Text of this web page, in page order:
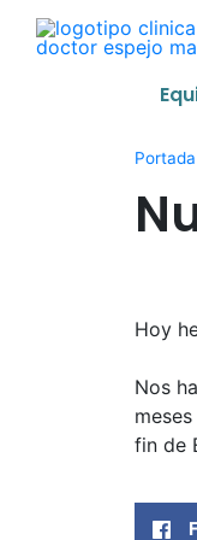
Portada
Hoy
Nos
fin de